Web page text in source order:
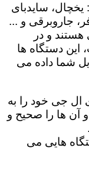
سایدبای
جاروبرقی و ...
و در
دستگاه ها
شما داده می
ال جی خود را به
آن ها را صحیح و
هایی می